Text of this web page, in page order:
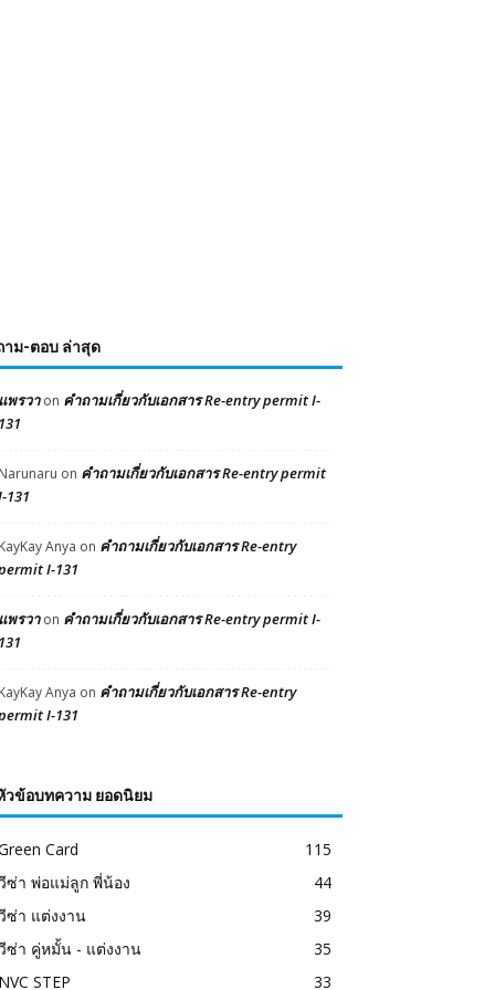
าม-ตอบ ล่าสุด
แพรวาon คำถามเกี่ยวกับเอกสาร Re-entry permit I-
131
Narunaru on คำถามเกี่ยวกับเอกสาร Re-entry permit
131
KayKay Anya on คำถามเกี่ยวกับเอกสาร Re-entry
I-131
แพรวาon คำถามเกี่ยวกับเอกสาร Re-entry permit I-
131
KayKay Anya on คำถามเกี่ยวกับเอกสาร Re-entry
I-131
วข้อบทความ ยอดนิยม
Card
115
ซ่า พ่อแม่ลูก พี่น้อง
44
ซ่า แต่งงาน
39
ซ่า คู่หมั้น - แต่งงาน
35
NVC STEP
33